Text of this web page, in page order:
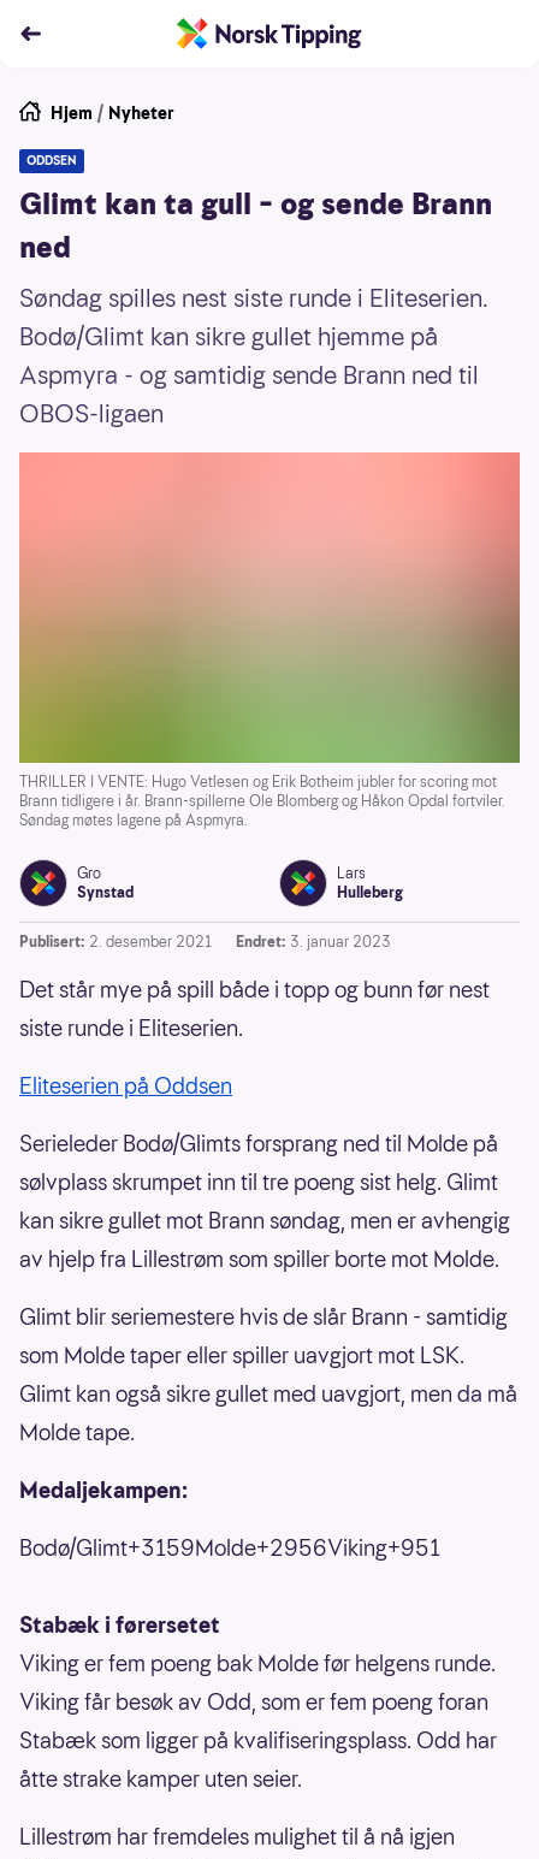
Hjem / Nyheter
ODDSEN
Glimt kan ta gull – og sende Brann
ned
Søndag spilles nest siste runde i Eliteserien.
Bodø/Glimt kan sikre gullet hjemme på
Aspmyra - og samtidig sende Brann ned til
OBOS-ligaen
THRILLER I VENTE: Hugo Vetlesen og Erik Botheim jubler for scoring mot
Brann tidligere i år. Brann-spillerne Ole Blomberg og Håkon Opdal fortviler.
Søndag møtes lagene på Aspmyra.
Gro
Synstad
Lars
Hulleberg
Publisert: 2. desember 2021 Endret: 3. januar 2023
Det står mye på spill både i topp og bunn før nest
siste runde i Eliteserien.
Eliteserien på Oddsen
Serieleder Bodø/Glimts forsprang ned til Molde på
sølvplass skrumpet inn til tre poeng sist helg. Glimt
kan sikre gullet mot Brann søndag, men er avhengig
av hjelp fra Lillestrøm som spiller borte mot Molde.
Glimt blir seriemestere hvis de slår Brann - samtidig
som Molde taper eller spiller uavgjort mot LSK.
Glimt kan også sikre gullet med uavgjort, men da må
Molde tape.
Medaljekampen:
Bodø/Glimt+3159Molde+2956Viking+951
Stabæk i førersetet
Viking er fem poeng bak Molde før helgens runde.
Viking får besøk av Odd, som er fem poeng foran
Stabæk som ligger på kvalifiseringsplass. Odd har
åtte strake kamper uten seier.
Lillestrøm har fremdeles mulighet til å nå igjen